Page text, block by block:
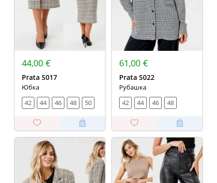
44,00 €
Prata S017
Юбка
42
44 46 48 50
61,00 €
Prata S022
Рубашка
42
44 46 48